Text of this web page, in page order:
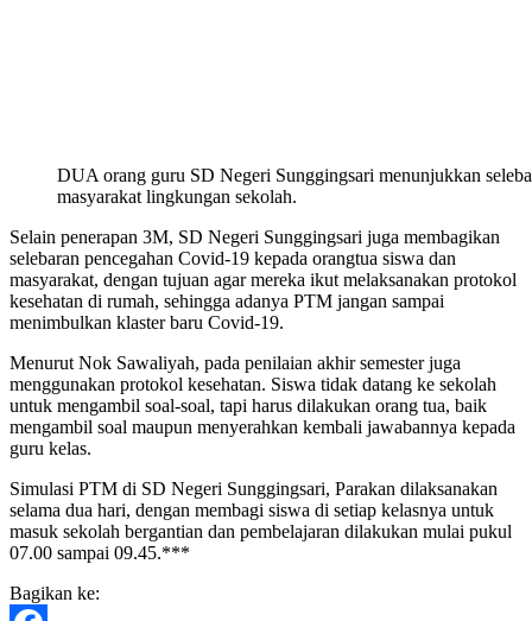
DUA orang guru SD Negeri Sunggingsari menunjukkan
masyarakat lingkungan sekolah.
Selain penerapan 3M, SD Negeri Sunggingsari juga membagikan
selebaran pencegahan Covid-19 kepada orangtua siswa dan
masyarakat, dengan tujuan agar mereka ikut melaksanakan protokol
kesehatan di rumah, sehingga adanya PTM jangan sampai
menimbulkan klaster baru Covid-19.
Menurut Nok Sawaliyah, pada penilaian akhir semester juga
menggunakan protokol kesehatan. Siswa tidak datang ke sekolah
untuk mengambil soal-soal, tapi harus dilakukan orang tua, baik
mengambil soal maupun menyerahkan kembali jawabannya kepada
guru kelas.
Simulasi PTM di SD Negeri Sunggingsari, Parakan dilaksanakan
selama dua hari, dengan membagi siswa di setiap kelasnya untuk
masuk sekolah bergantian dan pembelajaran dilakukan mulai pukul
07.00 sampai 09.45.***
Bagikan ke: